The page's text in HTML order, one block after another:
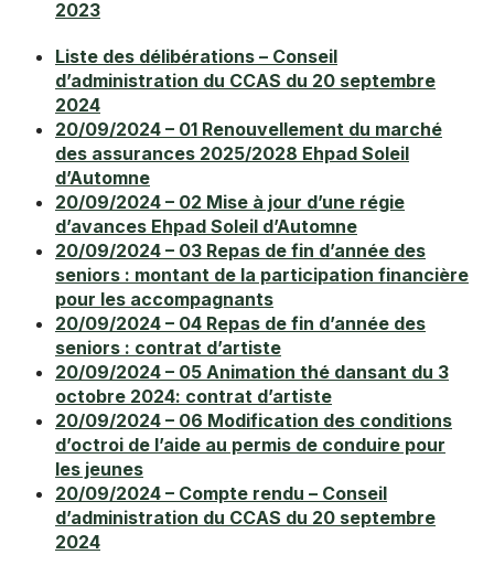
2023
Liste des délibérations – Conseil
d’administration du CCAS du 20 septembre
2024
20/09/2024 – 01 Renouvellement du marché
des assurances 2025/2028 Ehpad Soleil
d’Automne
20/09/2024 – 02 Mise à jour d’une régie
d’avances Ehpad Soleil d’Automne
20/09/2024 – 03 Repas de fin d’année des
seniors : montant de la participation financière
pour les accompagnants
20/09/2024 – 04 Repas de fin d’année des
seniors : contrat d’artiste
20/09/2024 – 05 Animation thé dansant du 3
octobre 2024: contrat d’artiste
20/09/2024 – 06 Modification des conditions
d’octroi de l’aide au permis de conduire pour
les jeunes
20/09/2024 – Compte rendu – Conseil
d’administration du CCAS du 20 septembre
2024